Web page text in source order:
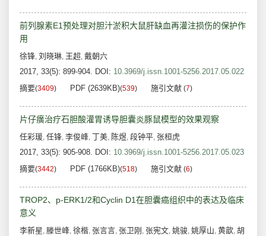
前列腺素E1预处理对胆汁淤积大鼠肝缺血再灌注损伤的保护作
用
徐锋, 刘晓琳, 王超, 戴朝六
2017, 33(5): 899-904. DOI: 10.3969/j.issn.1001-5256.2017.05.022
摘要(3409) PDF (2639KB)(539) 施引文献 (7)
片仔癀治疗石胆酸灌胃诱导胆囊炎豚鼠模型的效果观察
任彩瑗, 任锋, 李俊峰, 丁美, 陈煜, 段钟平, 张桓虎
2017, 33(5): 905-908. DOI: 10.3969/j.issn.1001-5256.2017.05.023
摘要(3442) PDF (1766KB)(518) 施引文献 (6)
TROP2、p-ERK1/2和Cyclin D1在胆囊癌组织中的表达及临床
意义
李新星, 滕世峰, 徐楷, 张言言, 张卫刚 , 张宪文, 姚骏, 姚厚山, 黄歆, 胡